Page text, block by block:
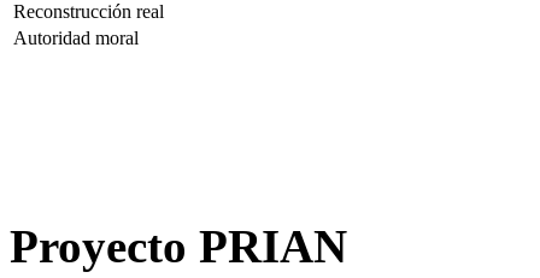
Reconstrucción real
Autoridad moral
Proyecto PRIAN